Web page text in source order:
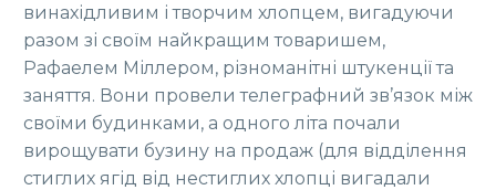
винахідливим і творчим хлопцем, вигадуючи
разом зі своїм найкращим товаришем,
Рафаелем Міллером, різноманітні штукенції та
заняття. Вони провели телеграфний зв’язок між
своїми будинками, а одного літа почали
вирощувати бузину на продаж (для відділення
стиглих ягід від нестиглих хлопці вигадали